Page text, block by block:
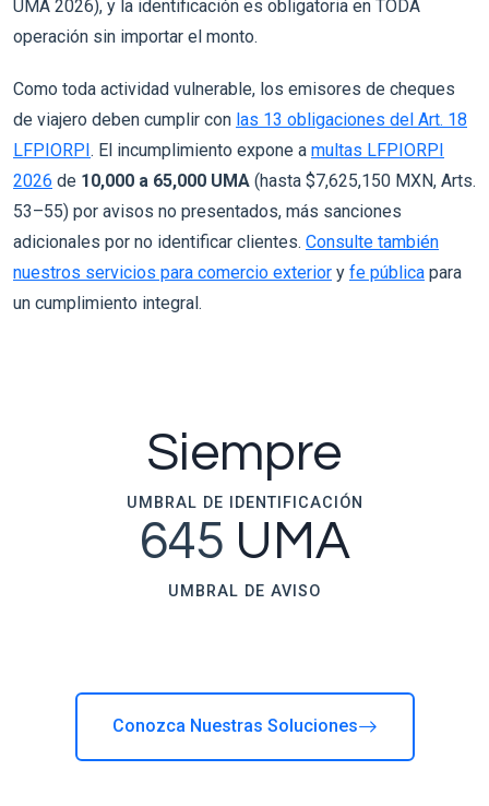
UMA 2026), y la identificación es obligatoria en TODA
operación sin importar el monto.
Como toda actividad vulnerable, los emisores de cheques
de viajero deben cumplir con las 13 obligaciones del Art. 18
LFPIORPI. El incumplimiento expone a multas LFPIORPI
2026 de 10,000 a 65,000 UMA (hasta $7,625,150 MXN, Arts.
53–55) por avisos no presentados, más sanciones
adicionales por no identificar clientes. Consulte también
nuestros servicios para comercio exterior y fe pública para
un cumplimiento integral.
Siempre
UMBRAL DE IDENTIFICACIÓN
645 UMA
UMBRAL DE AVISO
Conozca Nuestras Soluciones